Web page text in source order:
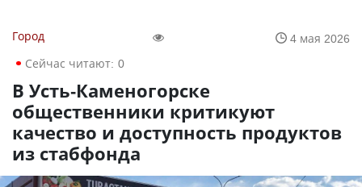
Город
4 мая 2026
Сейчас читают: 0
В Усть-Каменогорске
общественники критикуют
качество и доступность продуктов
из стабфонда